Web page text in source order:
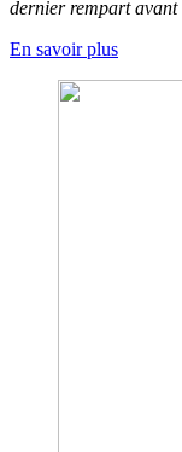
dernier rempart avant
En savoir plus